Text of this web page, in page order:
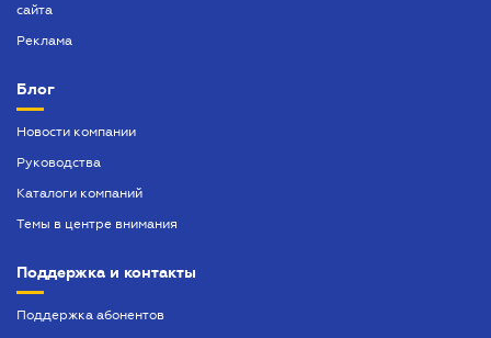
сайта
Реклама
Блог
Новости компании
Руководства
Каталоги компаний
Темы в центре внимания
Поддержка и контакты
Поддержка абонентов